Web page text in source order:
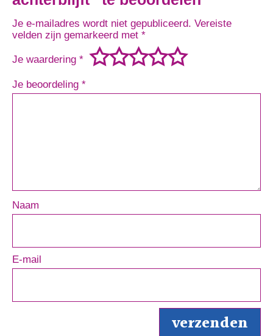
Je e-mailadres wordt niet gepubliceerd. Vereiste
velden zijn gemarkeerd met *
Je waardering *
Je beoordeling *
Naam
E-mail